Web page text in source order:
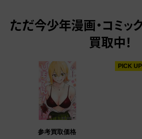
ただ今少年漫画・コミッ
買取中！
参考買取価格
PICK UP